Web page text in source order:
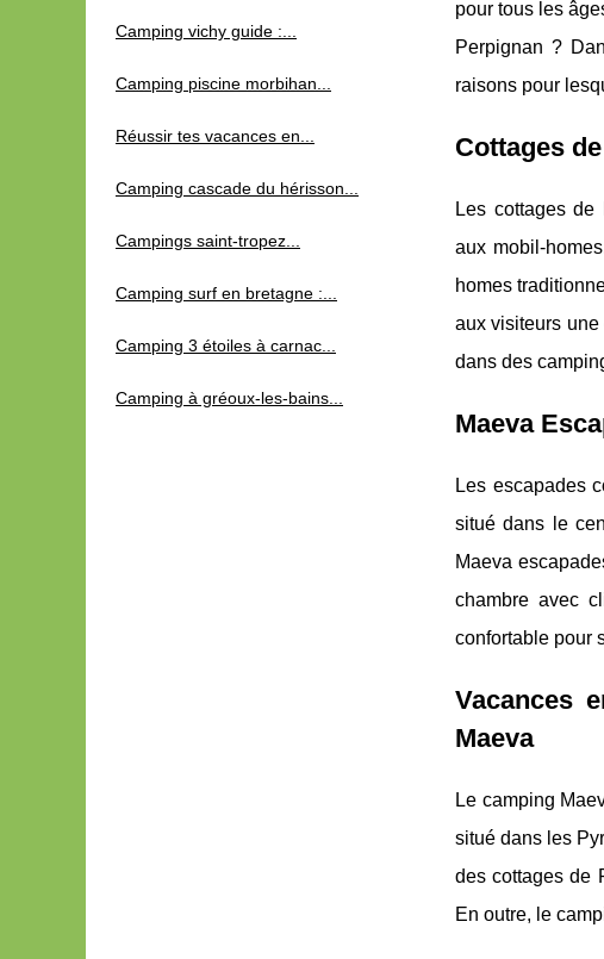
pour tous les
Perpignan ?
raisons pour
Cottages
Les cottages de
aux mobil-
homes
aux visiteurs
dans des
Maeva
Les escapades
situé dans le
Maeva
chambre avec
confortable pour
Vacances
Maeva
Le camping
situé dans les
des cottages de
En outre, le
Camping vichy guide :...
Camping piscine morbihan...
Réussir tes vacances en...
Camping cascade du hérisson...
Campings saint-tropez...
Camping surf en bretagne :...
Camping 3 étoiles à carnac...
Camping à gréoux-les-bains...